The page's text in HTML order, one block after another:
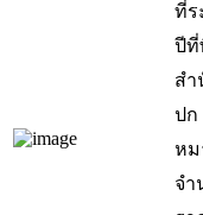
ที่ร
ปี
ส
ปก
หม
จำ